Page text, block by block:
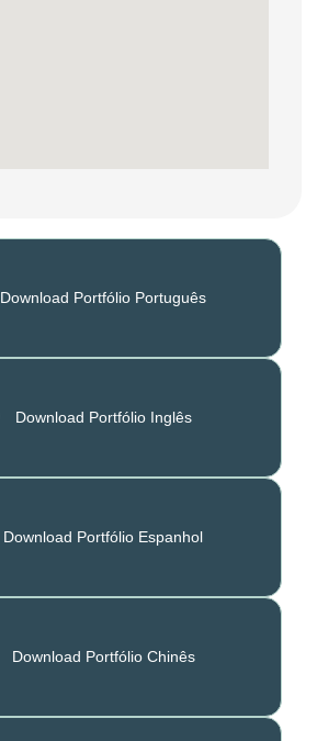
Download Portfólio Português
Download Portfólio Inglês
Download Portfólio Espanhol
Download Portfólio Chinês